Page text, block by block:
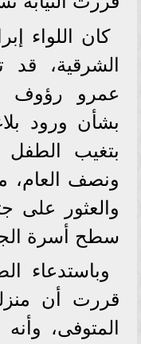
كان اللواء
الشرقية، قد
عمرو رؤوف
بشأن ورود
بتغيب
ونصف العام،
والعثور على
سطح أسرة
وباستدعاء
قررت أن
المتوفى،